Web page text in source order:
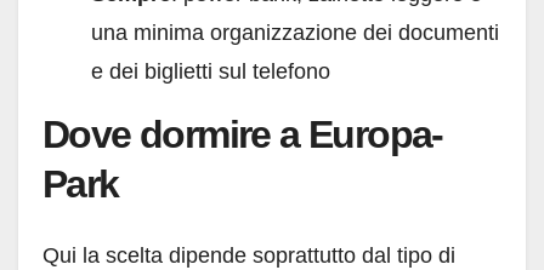
una minima organizzazione dei documenti
e dei biglietti sul telefono
Dove dormire a Europa-
Park
Qui la scelta dipende soprattutto dal tipo di